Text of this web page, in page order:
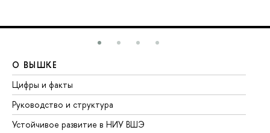
О ВЫШКЕ
Цифры и факты
Руководство и структура
Устойчивое развитие в НИУ ВШЭ